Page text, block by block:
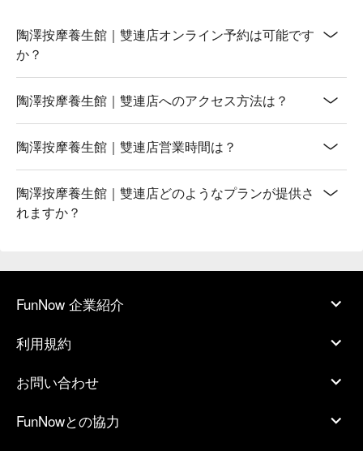
陶澤按摩養生館｜雙連店オンライン予約は可能です
か？
陶澤按摩養生館｜雙連店へのアクセス方法は？
陶澤按摩養生館｜雙連店営業時間は？
陶澤按摩養生館｜雙連店どのようなプランが提供さ
れますか？
FunNow 企業紹介
利用規約
お問い合わせ
FunNowとの協力